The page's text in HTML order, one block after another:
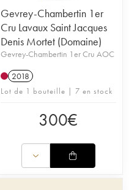
Gevrey-Chambertin 1er
Cru Lavaux Saint Jacques
Denis Mortet (Domaine)
Gevrey-Chambertin 1er Cru AOC
2018
Lot de 1 bouteille | 7 en stock
300€